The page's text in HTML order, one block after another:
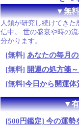
▼無料
人類が研究し続けてき
信中。 世の盛衰や時の
分かります。
[無料] あなたの毎月
[無料] 開運の処方箋
[無料]今日から開運体
▼有
[500円鑑定] 今の運勢